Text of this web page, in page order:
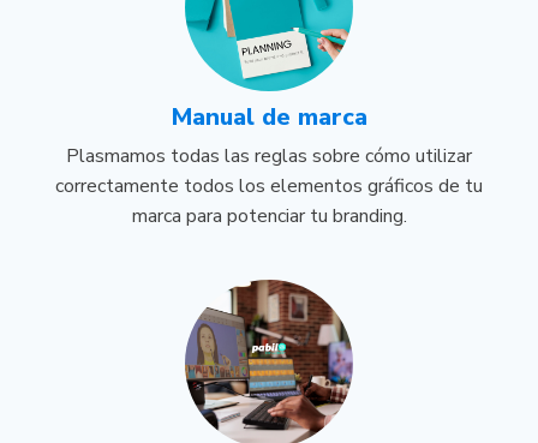
Manual de marca
Plasmamos todas las reglas sobre cómo utilizar
correctamente todos los elementos gráficos de tu
marca para potenciar tu branding.